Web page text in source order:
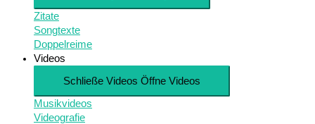
Zitate
Songtexte
Doppelreime
Videos
Schließe Videos Öffne Videos
Musikvideos
Videografie